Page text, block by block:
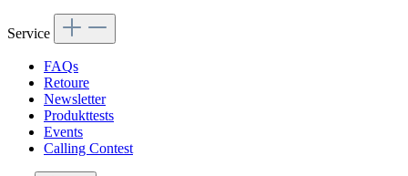
Service
FAQs
Retoure
Newsletter
Produkttests
Events
Calling Contest